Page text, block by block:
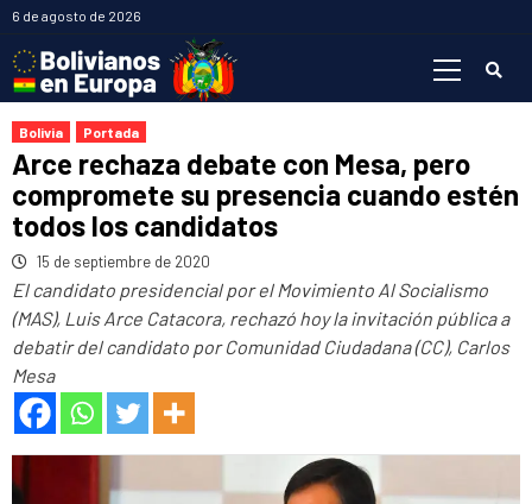
Saltar
contenido
6 de agosto de 2026
Bolivia Portada
Arce rechaza debate con Mesa, pero
compromete su presencia cuando estén
todos los candidatos
15 de septiembre de 2020
El candidato presidencial por el Movimiento Al Socialismo
(MAS), Luis Arce Catacora, rechazó hoy la invitación pública a
debatir del candidato por Comunidad Ciudadana (CC), Carlos
Mesa